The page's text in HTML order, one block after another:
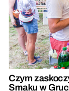
Czym
Smaku w